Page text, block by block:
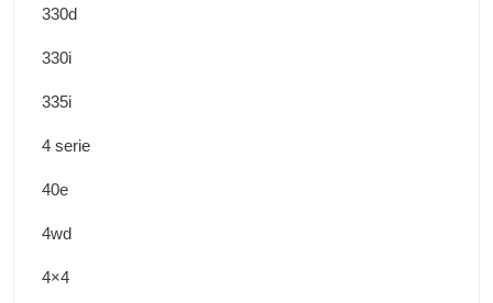
330d
330i
335i
4 serie
40e
4wd
4×4